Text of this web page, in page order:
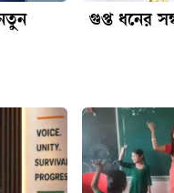
গুপ্ত ধনের